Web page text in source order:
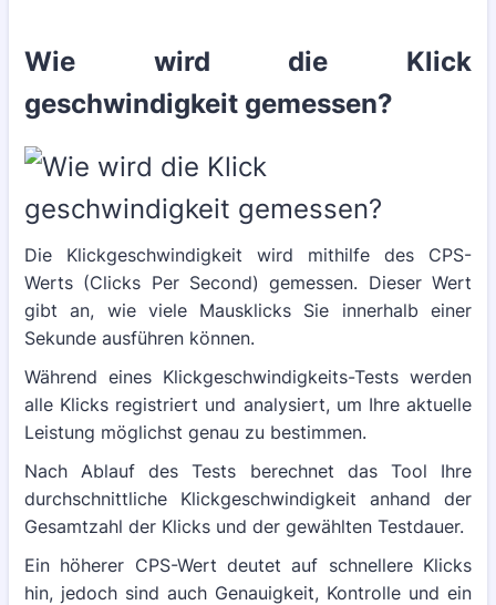
Wie wird die Klick
geschwindigkeit gemessen?
Die Klickgeschwindigkeit wird mithilfe des CPS-
Werts (Clicks Per Second) gemessen. Dieser Wert
gibt an, wie viele Mausklicks Sie innerhalb einer
Sekunde ausführen können.
Während eines Klickgeschwindigkeits-Tests werden
alle Klicks registriert und analysiert, um Ihre aktuelle
Leistung möglichst genau zu bestimmen.
Nach Ablauf des Tests berechnet das Tool Ihre
durchschnittliche Klickgeschwindigkeit anhand der
Gesamtzahl der Klicks und der gewählten Testdauer.
Ein höherer CPS-Wert deutet auf schnellere Klicks
hin, jedoch sind auch Genauigkeit, Kontrolle und ein